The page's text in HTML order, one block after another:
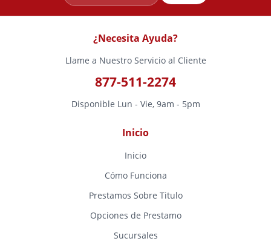
¿Necesita Ayuda?
Llame a Nuestro Servicio al Cliente
877-511-2274
Disponible Lun - Vie, 9am - 5pm
Inicio
Inicio
Cómo Funciona
Prestamos Sobre Titulo
Opciones de Prestamo
Sucursales